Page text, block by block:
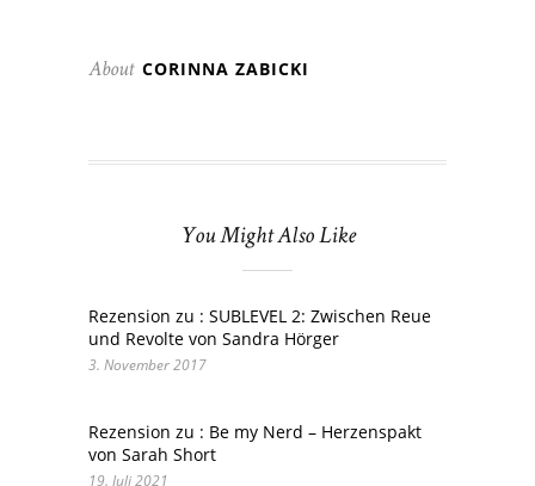
About CORINNA ZABICKI
You Might Also Like
Rezension zu : SUBLEVEL 2: Zwischen Reue
und Revolte von Sandra Hörger
3. November 2017
Rezension zu : Be my Nerd – Herzenspakt
von Sarah Short
19. Juli 2021